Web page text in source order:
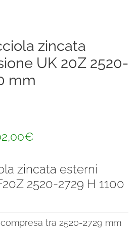
zincata
UK 20Z 2520-
mm
€Il
attuale
è:
zincata esterni
2520-2729 H 1100
tra 2520-2729 mm